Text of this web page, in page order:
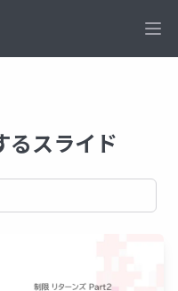
るスライド